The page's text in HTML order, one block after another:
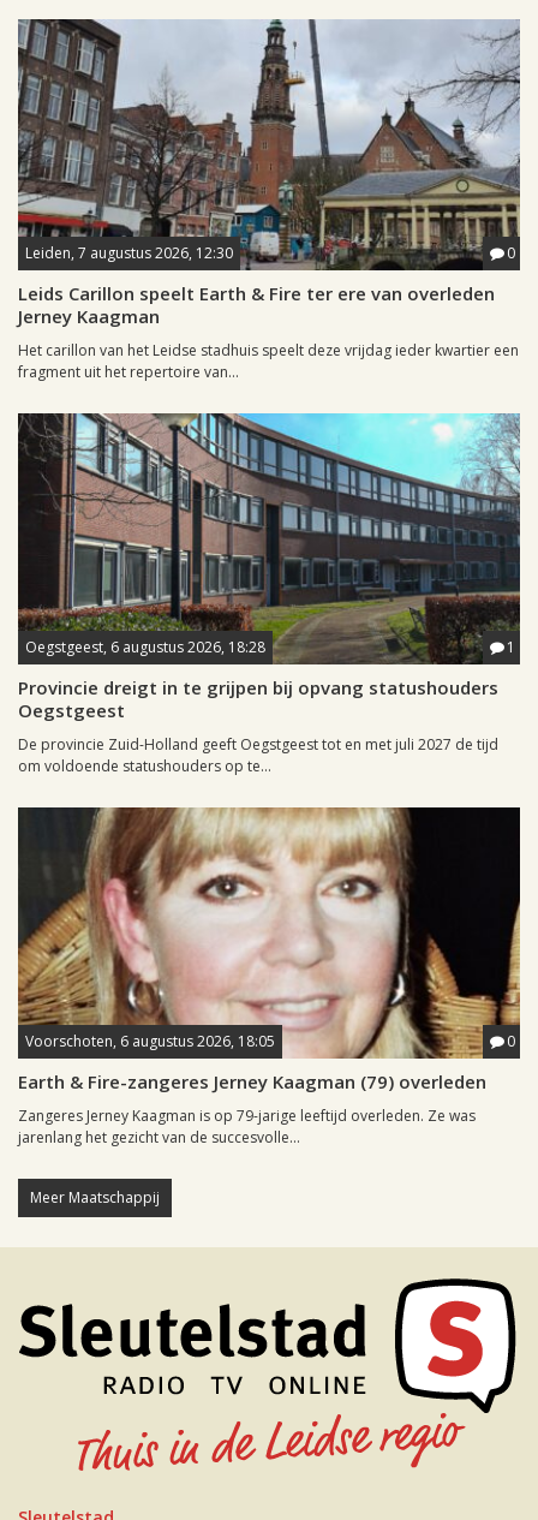
Leiden, 7 augustus 2026, 12:30 0
Leids Carillon speelt Earth & Fire ter ere van overleden
Jerney Kaagman
Het carillon van het Leidse stadhuis speelt deze vrijdag ieder kwartier een
fragment uit het repertoire van...
Oegstgeest, 6 augustus 2026, 18:28 1
Provincie dreigt in te grijpen bij opvang statushouders
Oegstgeest
De provincie Zuid-Holland geeft Oegstgeest tot en met juli 2027 de tijd
om voldoende statushouders op te...
Voorschoten, 6 augustus 2026, 18:05 0
Earth & Fire-zangeres Jerney Kaagman (79) overleden
Zangeres Jerney Kaagman is op 79-jarige leeftijd overleden. Ze was
jarenlang het gezicht van de succesvolle...
Meer Maatschappij